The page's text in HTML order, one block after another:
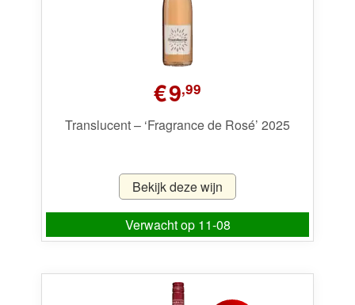
€9,99
Translucent – ‘Fragrance de Rosé’ 2025
Bekijk deze wijn
Verwacht op 11-08